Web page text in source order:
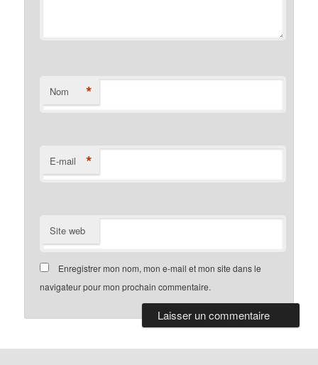
Nom *
E-mail *
Site web
Enregistrer mon nom, mon e-mail et mon site dans le
navigateur pour mon prochain commentaire.